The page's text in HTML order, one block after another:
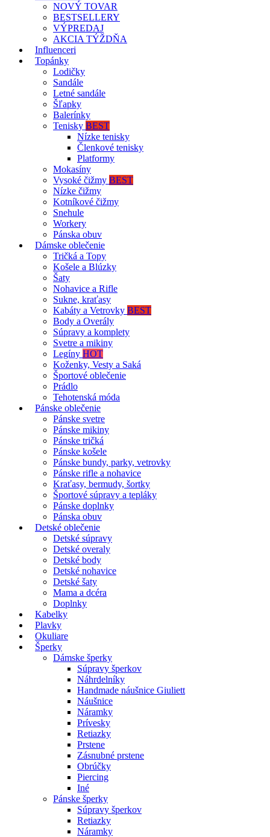
NOVÝ TOVAR
BESTSELLERY
VÝPREDAJ
AKCIA TÝŽDŇA
Influenceri
Topánky
Lodičky
Sandále
Letné sandále
Šľapky
Balerínky
Tenisky BEST
Nízke tenisky
Členkové tenisky
Platformy
Mokasíny
Vysoké čižmy BEST
Nízke čižmy
Kotníkové čižmy
Snehule
Workery
Pánska obuv
Dámske oblečenie
Tričká a Topy
Košele a Blúzky
Šaty
Nohavice a Rifle
Sukne, kraťasy
Kabáty a Vetrovky BEST
Body a Overály
Súpravy a komplety
Svetre a mikiny
Legíny HOT
Koženky, Vesty a Saká
Športové oblečenie
Prádlo
Tehotenská móda
Pánske oblečenie
Pánske svetre
Pánske mikiny
Pánske tričká
Pánske košele
Pánske bundy, parky, vetrovky
Pánske rifle a nohavice
Kraťasy, bermudy, šortky
Športové súpravy a tepláky
Pánske doplnky
Pánska obuv
Detské oblečenie
Detské súpravy
Detské overaly
Detské body
Detské nohavice
Detské šaty
Mama a dcéra
Doplnky
Kabelky
Plavky
Okuliare
Šperky
Dámske šperky
Súpravy šperkov
Náhrdelníky
Handmade náušnice Giuliett
Náušnice
Náramky
Prívesky
Retiazky
Prstene
Zásnubné prstene
Obrúčky
Piercing
Iné
Pánske šperky
Súpravy šperkov
Retiazky
Náramky